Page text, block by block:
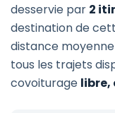
desservie par 2
destination de
distance
tous les trajets
covoiturage libre,